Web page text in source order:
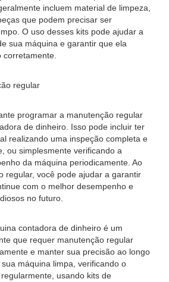
incluem material de limpeza,
que podem precisar ser
O uso desses kits pode ajudar a
sua máquina e garantir que ela
regular
programar a manutenção regular
de dinheiro. Isso pode incluir ter
realizando uma inspeção completa e
ou simplesmente verificando a
da máquina periodicamente. Ao
regular, você pode ajudar a garantir
com o melhor desempenho e
no futuro.
contadora de dinheiro é um
que requer manutenção regular
e manter sua precisão ao longo
máquina limpa, verificando o
usando kits de